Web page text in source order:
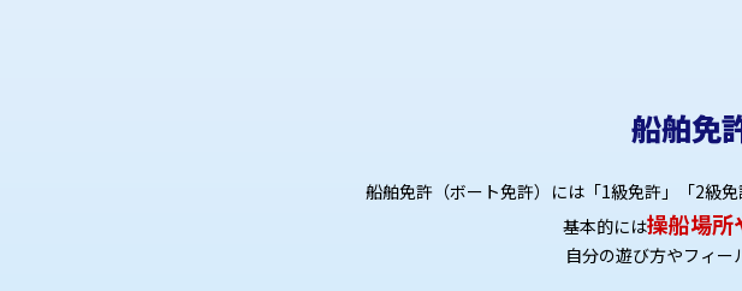
船舶免
船舶免許（ボート免許）には「1級免許」「2級
基本的には操船場所
自分の遊び方やフィー